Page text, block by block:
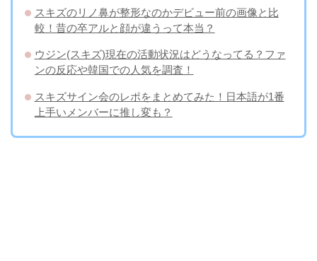
スキズのリノ鼻が整形なのかデビュー前の画像と比
較！昔の卒アルと顔が違うって本当？
ウジン(スキズ)現在の活動状況はどうなってる？ファ
ンの反応や韓国での人気を調査！
スキズサイン会のレポをまとめてみた！日本語が1番
上手いメンバーに推し変も？